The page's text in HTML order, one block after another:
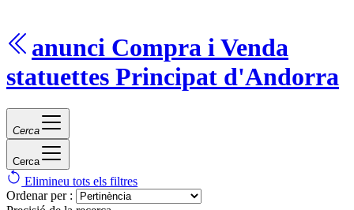
anunci Compra i Venda
statuettes Principat d'Andorra
Cerca
Cerca
Elimineu tots els filtres
Ordenar per :